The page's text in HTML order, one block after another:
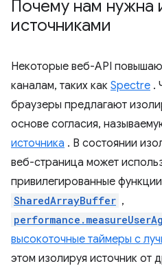
Почему нам нужна
источниками
Некоторые веб-API
каналам, таких как Spectre .
браузеры предлагают
основе согласия,
источника . В состоянии
веб-страница может
привилегированные
SharedArrayBuffer ,
высокоточные таймеры с
этом изолируя источник от